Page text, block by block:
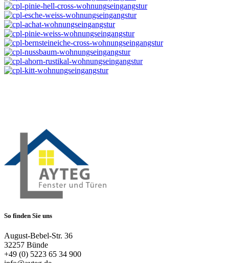
So finden Sie uns
August-Bebel-Str. 36
32257 Bünde
+49 (0) 5223 65 34 900